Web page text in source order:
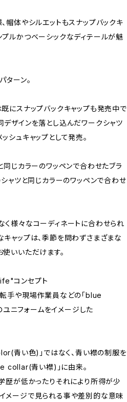
帽体やシルエットもスナップバックキ
プルかつベーシックなディテールが魅
ターン。
スナップバックキャップも発売中で
ザインを落とし込んだワークシャツ
シュキャップとして発売。
同じカラーのワッペンで合わせたブラ
シャツと同じカラーのワッペンで合わせ
く様々なコーディネートに合わせられ
ャップは、季節を問わずさまざまな
いいただけます。
コンセプト
転手や現場作業員などの「blue
ニフォームをイメージした
青い色)」ではなく、青い襟の制服を
collar(青い襟)」に由来。
歴が低かったりそれにより所得が少
メージで見られる事や差別的な意味